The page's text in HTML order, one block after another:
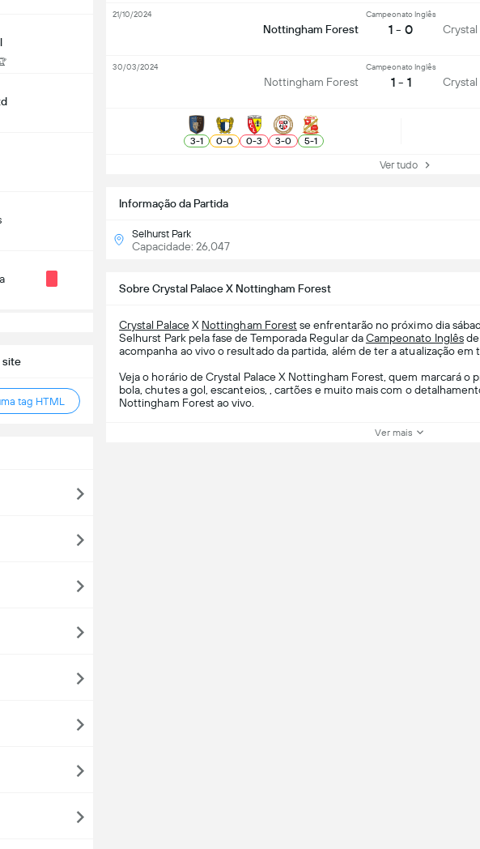
site
tag HTML
Informação da Partida
Selhurst Park
Capacidade: 26,047
Nottingham Forest
Campeonato Inglês
1 - 0 Crystal
21/10/2024
Nottingham Forest
Campeonato Inglês
1 - 1 Crystal
30/03/2024
3-1 0-0 0-3 3-0 5-1
Ver tudo
Sobre Crystal Palace X Nottingham Forest
Crystal PalaceX Nottingham Forestse enfrentarão no próximo dia
Selhurst Park pela fase de Temporada Regular daCampeonato Inglêsde
acompanha ao vivo o resultado da partida, além de ter a atualização em
Veja o horário de Crystal Palace X Nottingham Forest, quem marcará o
bola, chutes a gol, escanteios, , cartões e muito mais com o
Nottingham Forest ao vivo.
Ver mais